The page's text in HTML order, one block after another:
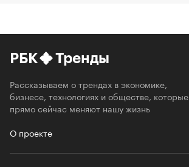
РБК Тренды
Рассказываем о трендах в экономике,
бизнесе, технологиях и обществе, которые
прямо сейчас меняют нашу жизнь
О проекте